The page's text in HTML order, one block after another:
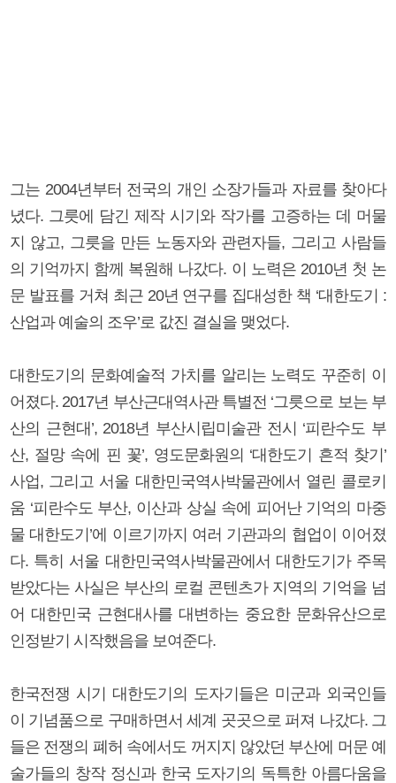
그는 2004년부터 전국의 개인 소장가들과 자료를 찾아다
녔다. 그릇에 담긴 제작 시기와 작가를 고증하는 데 머물
지 않고, 그릇을 만든 노동자와 관련자들, 그리고 사람들
의 기억까지 함께 복원해 나갔다. 이 노력은 2010년 첫 논
문 발표를 거쳐 최근 20년 연구를 집대성한 책 ‘대한도기 :
산업과 예술의 조우’로 값진 결실을 맺었다.
대한도기의 문화예술적 가치를 알리는 노력도 꾸준히 이
어졌다. 2017년 부산근대역사관 특별전 ‘그릇으로 보는 부
산의 근현대’, 2018년 부산시립미술관 전시 ‘피란수도 부
산, 절망 속에 핀 꽃’, 영도문화원의 ‘대한도기 흔적 찾기’
사업, 그리고 서울 대한민국역사박물관에서 열린 콜로키
움 ‘피란수도 부산, 이산과 상실 속에 피어난 기억의 마중
물 대한도기’에 이르기까지 여러 기관과의 협업이 이어졌
다. 특히 서울 대한민국역사박물관에서 대한도기가 주목
받았다는 사실은 부산의 로컬 콘텐츠가 지역의 기억을 넘
어 대한민국 근현대사를 대변하는 중요한 문화유산으로
인정받기 시작했음을 보여준다.
한국전쟁 시기 대한도기의 도자기들은 미군과 외국인들
이 기념품으로 구매하면서 세계 곳곳으로 퍼져 나갔다. 그
들은 전쟁의 폐허 속에서도 꺼지지 않았던 부산에 머문 예
술가들의 창작 정신과 한국 도자기의 독특한 아름다움을